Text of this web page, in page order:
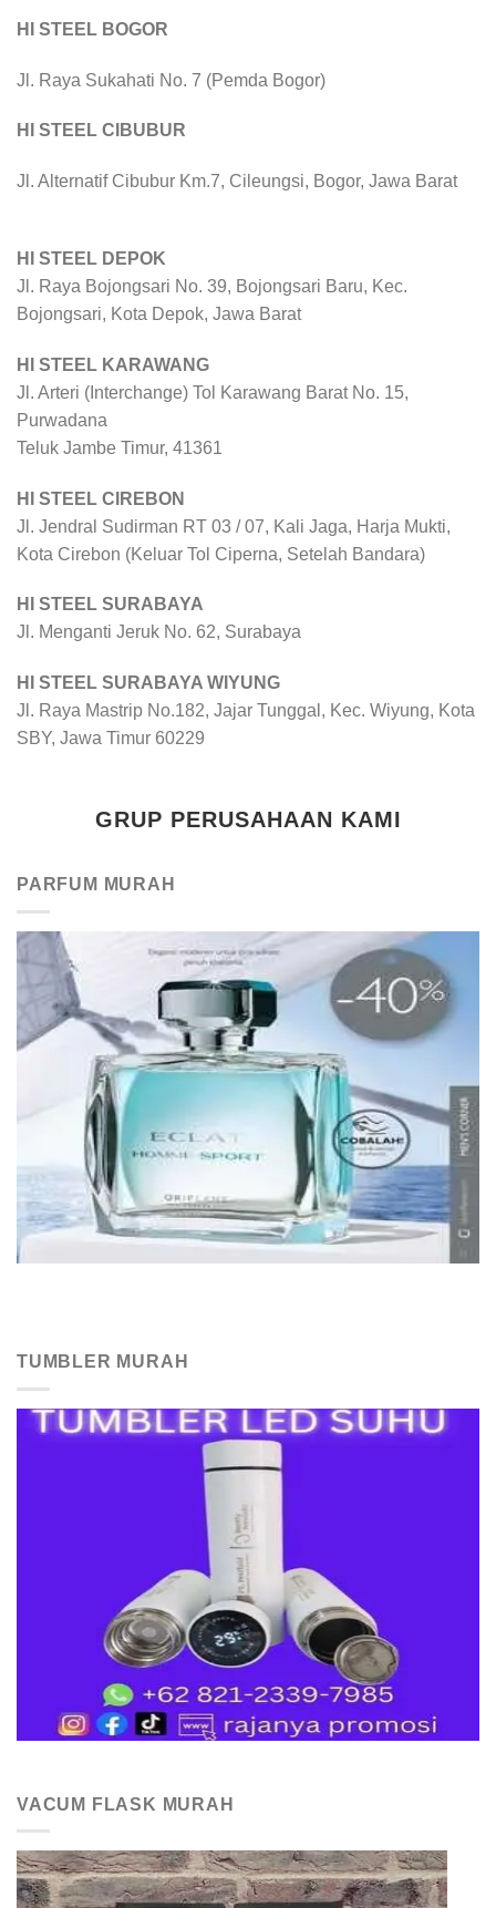
HI STEEL BOGOR
Jl. Raya Sukahati No. 7 (Pemda Bogor)
HI STEEL CIBUBUR
Jl. Alternatif Cibubur Km.7, Cileungsi, Bogor, Jawa Barat
HI STEEL DEPOK
Jl. Raya Bojongsari No. 39, Bojongsari Baru, Kec.
Bojongsari, Kota Depok, Jawa Barat
HI STEEL KARAWANG
Jl. Arteri (Interchange) Tol Karawang Barat No. 15,
Purwadana
Teluk Jambe Timur, 41361
HI STEEL CIREBON
Jl. Jendral Sudirman RT 03 / 07, Kali Jaga, Harja Mukti,
Kota Cirebon (Keluar Tol Ciperna, Setelah Bandara)
HI STEEL SURABAYA
Jl. Menganti Jeruk No. 62, Surabaya
HI STEEL SURABAYA WIYUNG
Jl. Raya Mastrip No.182, Jajar Tunggal, Kec. Wiyung, Kota
SBY, Jawa Timur 60229
GRUP PERUSAHAAN KAMI
PARFUM MURAH
TUMBLER MURAH
VACUM FLASK MURAH